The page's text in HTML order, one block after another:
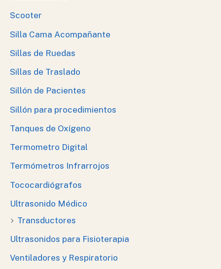
Scooter
Silla Cama Acompañante
Sillas de Ruedas
Sillas de Traslado
Sillón de Pacientes
Sillón para procedimientos
Tanques de Oxígeno
Termometro Digital
Termómetros Infrarrojos
Tococardiógrafos
Ultrasonido Médico
Transductores
Ultrasonidos para Fisioterapia
Ventiladores y Respiratorio